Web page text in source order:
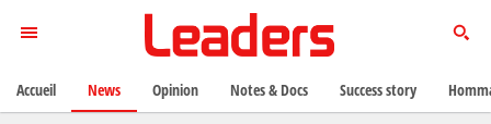
Accueil News Opinion Notes & Docs Success story